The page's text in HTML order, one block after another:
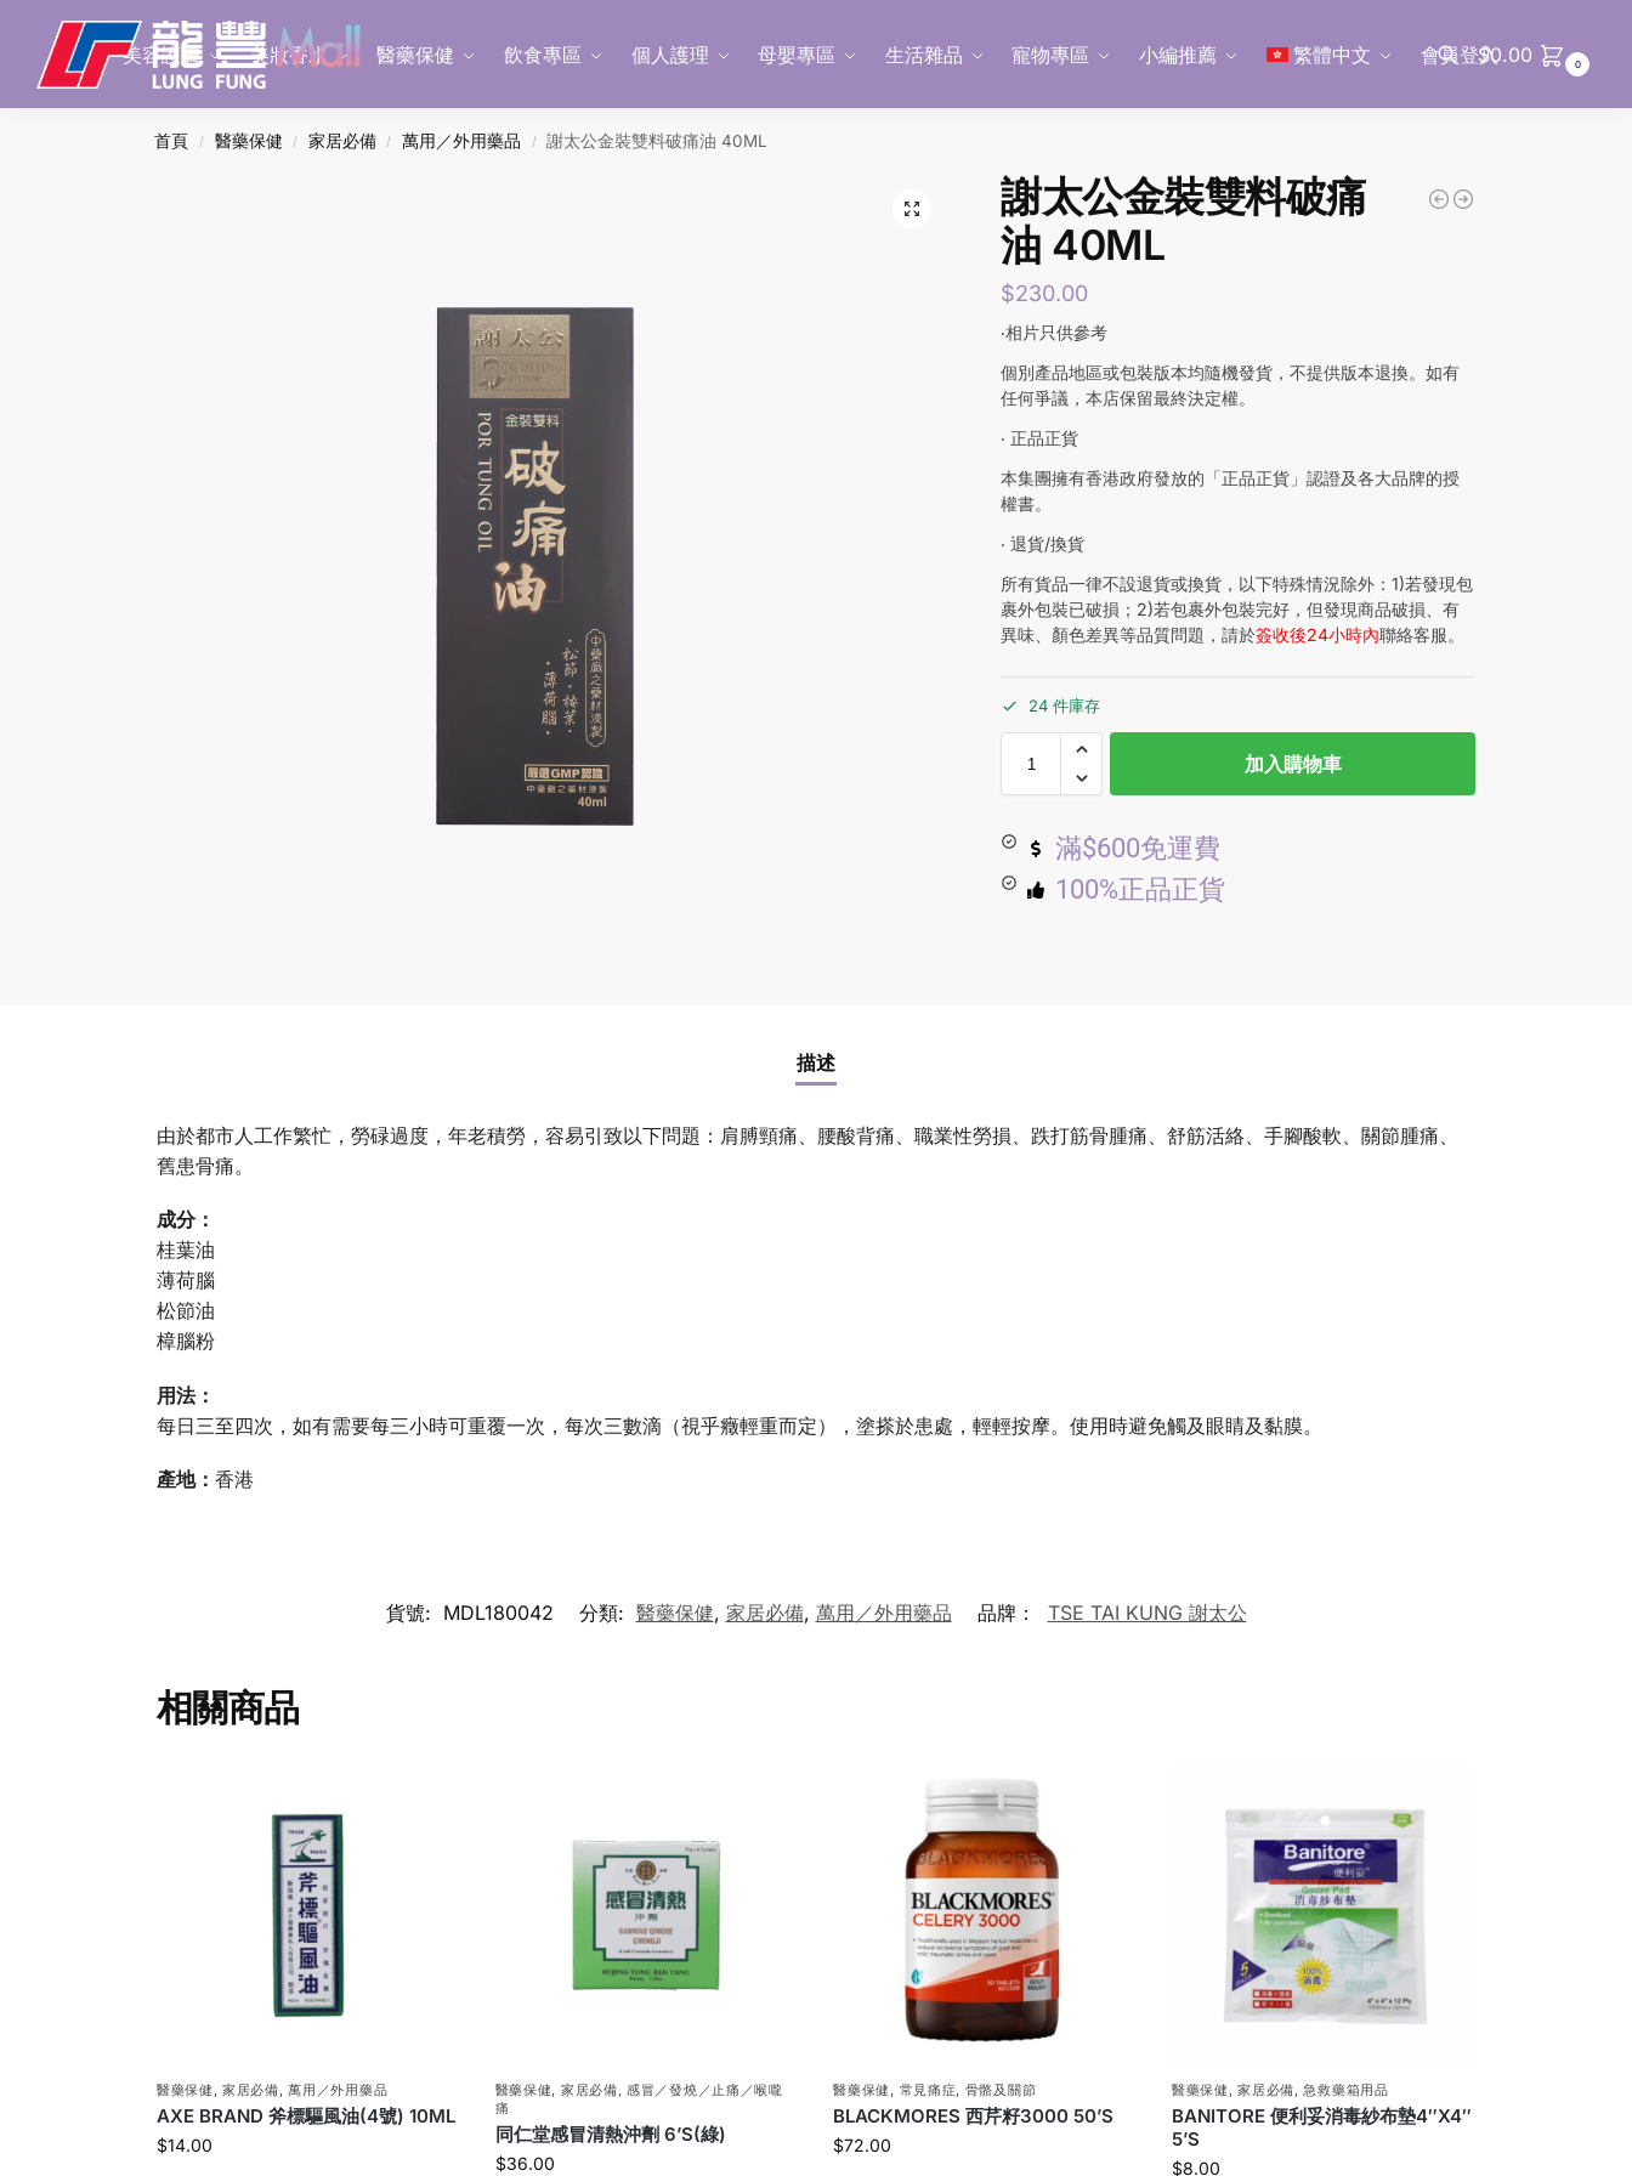
美容護膚 美妝香水 醫藥保健 飲食專區 個人護理 母嬰專區 生活雜品 寵物專區 小編推薦 繁體中文 會員登入
Search
$0.00 0
首頁 / 醫藥保健 / 家居必備 / 萬用／外用藥品 / 謝太公金裝雙料破痛油 40ML
謝太公金裝雙料破痛
油 40ML
$230.00
‧相片只供參考
個別產品地區或包裝版本均隨機發貨，不提供版本退換。如有
任何爭議，本店保留最終決定權。
‧ 正品正貨
本集團擁有香港政府發放的「正品正貨」認證及各大品牌的授
權書。
‧ 退貨/換貨
所有貨品一律不設退貨或換貨，以下特殊情況除外：1)若發現包
裹外包裝已破損；2)若包裹外包裝完好，但發現商品破損、有
異味、顏色差異等品質問題，請於簽收後24小時內聯絡客服。
24 件庫存
加入購物車
滿$600免運費
100%正品正貨
描述
由於都市人工作繁忙，勞碌過度，年老積勞，容易引致以下問題：肩膊頸痛、腰酸背痛、職業性勞損、跌打筋骨腫痛、舒筋活絡、手腳酸軟、關節腫痛、
舊患骨痛。
成分：
桂葉油
薄荷腦
松節油
樟腦粉
用法：
每日三至四次，如有需要每三小時可重覆一次，每次三數滴（視乎癥輕重而定），塗搽於患處，輕輕按摩。使用時避免觸及眼睛及黏膜。
產地： 香港
貨號: MDL180042 分類: 醫藥保健, 家居必備, 萬用／外用藥品 品牌： TSE TAI KUNG 謝太公
相關商品
醫藥保健 ,家居必備,萬用／外用藥品
AXE BRAND 斧標驅風油(4號) 10ML
$14.00
醫藥保健, 家居必備,感冒／發燒／止痛／喉嚨
痛
同仁堂感冒清熱沖劑 6’S(綠)
$36.00
醫藥保健 , 常見痛症, 骨骼及關節
BLACKMORES 西芹籽3000 50’S
$72.00
醫藥保健 ,家居必備,急救藥箱用品
BANITORE 便利妥消毒紗布墊4″X4″
5’S
$8.00